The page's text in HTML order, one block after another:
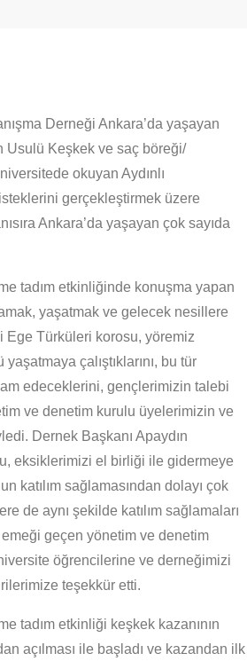
Derneği Ankara’da yaşayan
Usulü Keşkek ve saç böreği/
okuyan Aydınlı
gerçekleştirmek üzere
Ankara’da yaşayan çok sayıda
tadım etkinliğinde konuşma yapan
yaşatmak ve gelecek nesillere
Ege Türküleri korosu, yöremiz
çalıştıklarını, bu tür
edeceklerini, gençlerimizin talebi
ve denetim kurulu üyelerimizin ve
Dernek Başkanı Apaydın
eksiklerimizi el birliği ile gidermeye
katılım sağlamasından dolayı çok
de aynı şekilde katılım sağlamaları
geçen yönetim ve denetim
öğrencilerine ve derneğimizi
teşekkür etti.
tadım etkinliği keşkek kazanının
açılması ile başladı ve kazandan ilk